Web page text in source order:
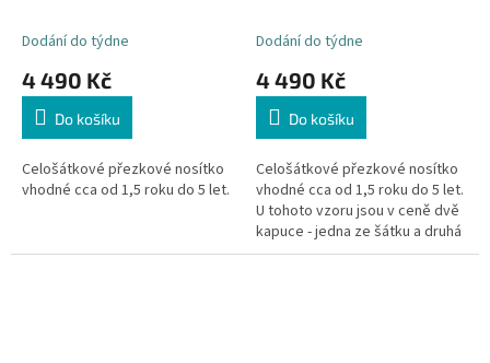
Dodání do týdne
4 490 Kč
Do košíku
Celošátkové přezkové nosítko
vhodné cca od 1,5 roku do 5 let.
Dodání do týdne
4 490 Kč
Do košíku
Celošátkové přezkové nosítko
vhodné cca od 1,5 roku do 5 let.
U tohoto vzoru jsou v ceně dvě
kapuce - jedna ze šátku a druhá
ze vzorované látky. Můžete je